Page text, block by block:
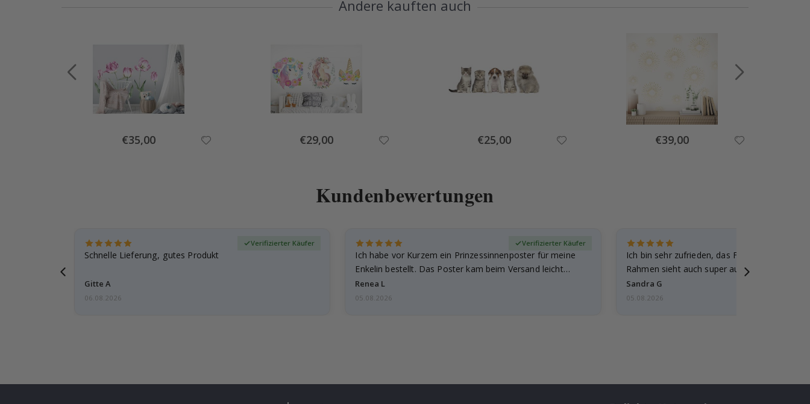
Andere kauften auch
Special
Price
€35,00 Special
Price
€29,00 Special
Price
€25,00 Special
Price
€39,00
Kundenbewertungen
Schnelle Lieferung, gutes Produkt
Gitte A
Verifizierter Käufer
06.08.2026
Ich habe vor Kurzem ein Prinzessinnenposter für meine
Enkelin bestellt. Das Poster kam beim Versand leicht
beschädigt…
Renea L
Verifizierter Käufer
05.08.2026
Ich bin sehr zufrieden, das Foto ist toll
Rahmen sieht auch super aus. Die Lieferung
außerdem…
Sandra G
05.08.2026